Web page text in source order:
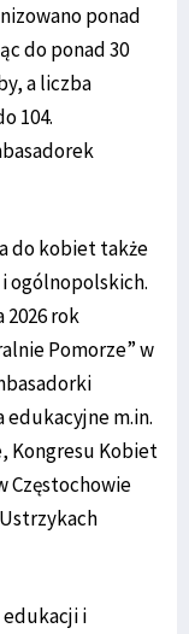
ponad
do ponad 30
a liczba
104.
do kobiet także
ogólnopolskich.
2026 rok
Pomorze” w
m.in.
Kongresu Kobiet
Częstochowie
i